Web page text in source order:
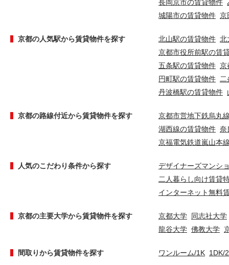
長岡京市の賃貸物件
城陽市の賃貸物件 京
京都の人気駅から賃貸物件を探す 北山駅の賃貸物件 北
京都市役所前駅の賃
五条駅の賃貸物件 京
円町駅の賃貸物件
丹波橋駅の賃貸物件
京都の路線付近から賃貸物件を探す
京都市営地下鉄烏丸
湖西線の賃貸物件 奈
京福電気鉄道嵐山本
人気のこだわり条件から探す
デザイナーズマンシ
二人暮らし向け賃貸
インターネット無料
京都の主要大学から賃貸物件を探す 京都大学 同志社大学
龍谷大学 佛教大学
間取りから賃貸物件を探す ワンルーム/1K 1DK/